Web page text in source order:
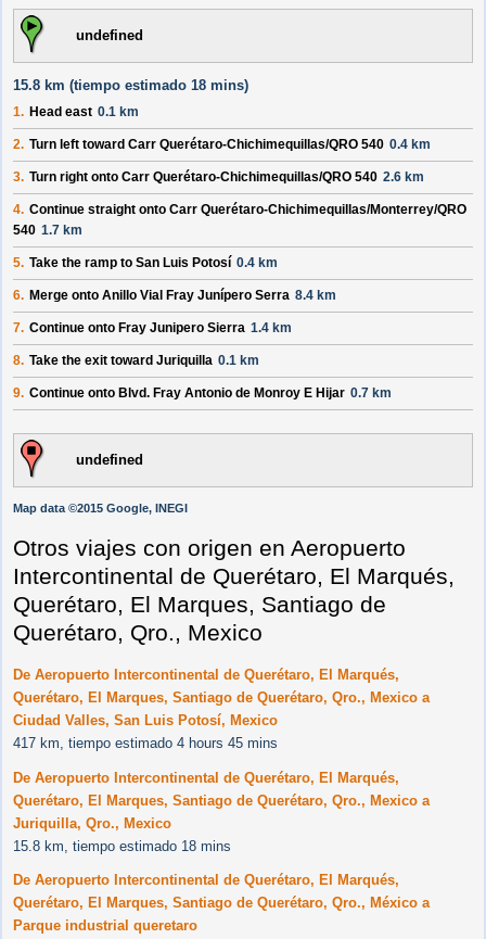
undefined
15.8 km (tiempo estimado 18 mins)
1. Head east 0.1 km
2. Turn left toward Carr Querétaro-Chichimequillas/QRO 540 0.4 km
3. Turn right onto Carr Querétaro-Chichimequillas/QRO 540 2.6 km
4. Continue straight onto Carr Querétaro-Chichimequillas/Monterrey/QRO
540 1.7 km
5. Take the ramp to San Luis Potosí 0.4 km
6. Merge onto Anillo Vial Fray Junípero Serra 8.4 km
7. Continue onto Fray Junipero Sierra 1.4 km
8. Take the exit toward Juriquilla 0.1 km
9. Continue onto Blvd. Fray Antonio de Monroy E Hijar 0.7 km
undefined
Map data ©2015 Google, INEGI
Otros viajes con origen en Aeropuerto
Intercontinental de Querétaro, El Marqués,
Querétaro, El Marques, Santiago de
Querétaro, Qro., Mexico
De Aeropuerto Intercontinental de Querétaro, El Marqués,
Querétaro, El Marques, Santiago de Querétaro, Qro., Mexico a
Ciudad Valles, San Luis Potosí, Mexico
417 km, tiempo estimado 4 hours 45 mins
De Aeropuerto Intercontinental de Querétaro, El Marqués,
Querétaro, El Marques, Santiago de Querétaro, Qro., Mexico a
Juriquilla, Qro., Mexico
15.8 km, tiempo estimado 18 mins
De Aeropuerto Intercontinental de Querétaro, El Marqués,
Querétaro, El Marques, Santiago de Querétaro, Qro., México a
Parque industrial queretaro